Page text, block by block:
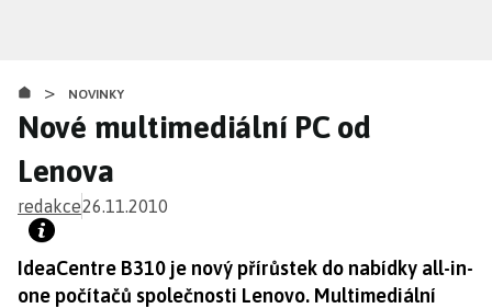
obsahu
> NOVINKY
Nové multimediální PC od
Lenova
redakce26.11.2010
IdeaCentre B310 je nový přírůstek do nabídky all-in-
one počítačů společnosti Lenovo. Multimediální